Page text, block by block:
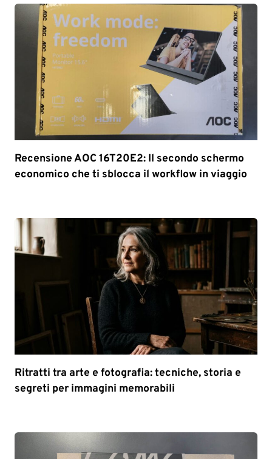
Recensione AOC 16T20E2: Il secondo schermo
economico che ti sblocca il workflow in viaggio
Ritratti tra arte e fotografia: tecniche, storia e
segreti per immagini memorabili